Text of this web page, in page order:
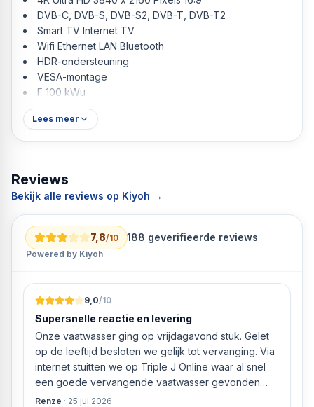
DVB-C, DVB-S, DVB-S2, DVB-T, DVB-T2
Smart TV Internet TV
Wifi Ethernet LAN Bluetooth
HDR-ondersteuning
VESA-montage
F 100 kWu
Lees meer
Reviews
Bekijk alle reviews op Kiyoh →
7,8/10 188 geverifieerde reviews
Powered by Kiyoh
9,0/10
Supersnelle reactie en levering
Onze vaatwasser ging op vrijdagavond stuk. Gelet
op de leeftijd besloten we gelijk tot vervanging. Via
internet stuitten we op Triple J Online waar al snel
een goede vervangende vaatwasser gevonden
werd. ‘s Ochtends even gebeld met de
Renze · 25 jul 2026